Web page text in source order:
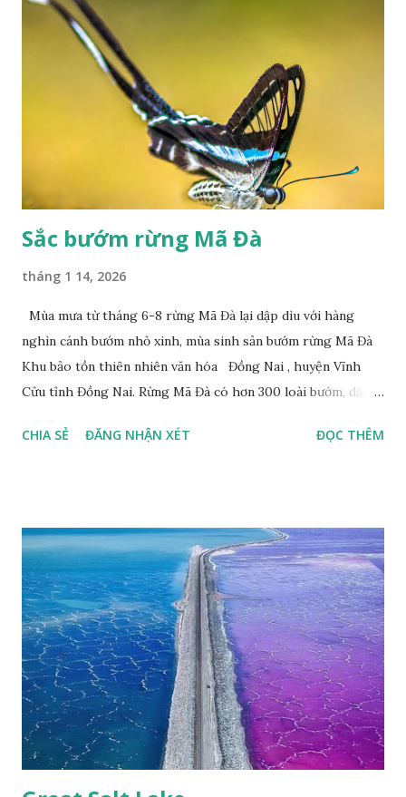
Sắc bướm rừng Mã Đà
tháng 1 14, 2026
Mùa mưa từ tháng 6-8 rừng Mã Đà lại dập dìu với hàng
nghìn cánh bướm nhỏ xinh, mùa sinh sản bướm rừng Mã Đà
Khu bảo tồn thiên nhiên văn hóa Đồng Nai , huyện Vĩnh
Cửu tỉnh Đồng Nai. Rừng Mã Đà có hơn 300 loài bướm, đặc
đuôi trắng (Lamproptera curius) đặc trưng là cái đuôi dài
Happy Việt Nam 2024 Vietnam.vn
CHIA SẺ ĐĂNG NHẬN XÉT ĐỌC THÊM